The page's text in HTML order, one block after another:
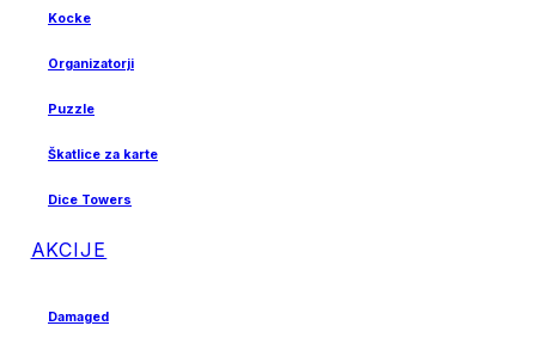
Kocke
Organizatorji
Puzzle
Škatlice za karte
Dice Towers
AKCIJE
Damaged